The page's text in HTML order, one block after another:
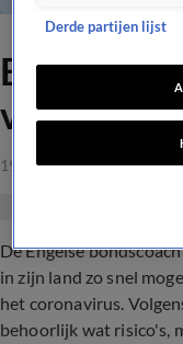
Engelse
voor
19 mrt 2021, 09:02
De Engelse
in zijn land zo snel
het coronavirus.
behoorlijk wat risico's,
Derde partijen lijst